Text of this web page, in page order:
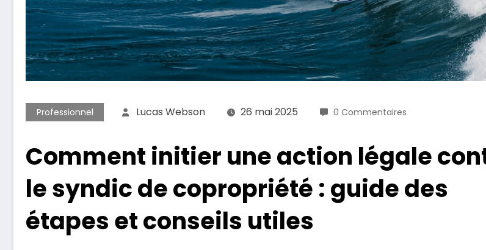
Professionnel Lucas Webson 26 mai 2025 0 Commentaires
Comment initier une action légale
le syndic de copropriété : guide des
étapes et conseils utiles